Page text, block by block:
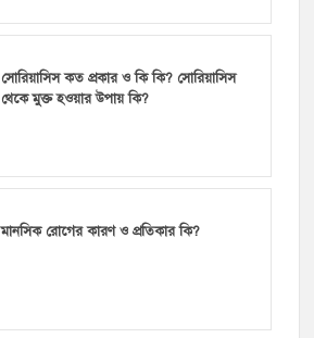
সোরিয়াসিস কত প্রকার ও কি কি? সোরিয়াসিস
থেকে মুক্ত হওয়ার উপায় কি?
মানসিক রোগের কারণ ও প্রতিকার কি?